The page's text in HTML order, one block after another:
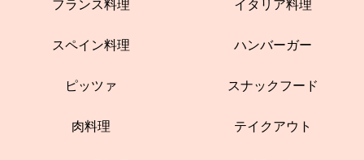
フランス料理 イタリア料理
スペイン料理 ハンバーガー
ピッツァ スナックフード
肉料理 テイクアウト